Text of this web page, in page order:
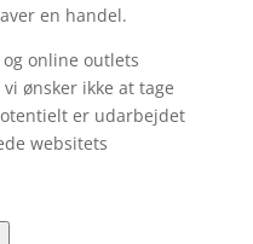
en handel.
online outlets
ønsker ikke at tage
er udarbejdet
websitets